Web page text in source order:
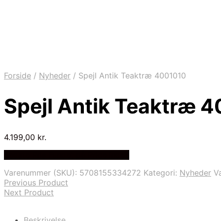
Forside / Nyheder / Spejl Antik Teaktræ 4001010
Spejl Antik Teaktræ
4.199,00 kr.
Varenummer (SKU): 5708155334272 Kategori: Nyheder
Previous Product
Next Product